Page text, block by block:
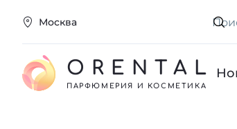
Москва
ORENTAL
ПАРФЮМЕРИЯ И КОСМЕТИКА